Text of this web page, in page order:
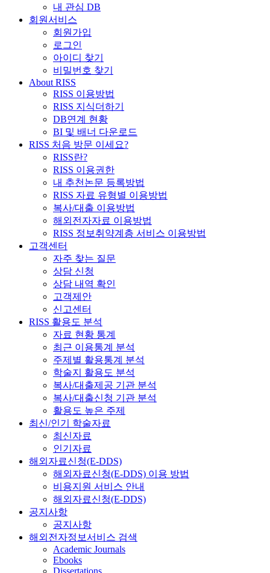
내 관심 DB
회원서비스
회원가입
로그인
아이디 찾기
비밀번호 찾기
About RISS
RISS 이용방법
RISS 지식더하기
DB연계 현황
BI 및 배너 다운로드
RISS 처음 방문 이세요?
RISS란?
RISS 이용권한
내 추천논문 등록방법
RISS 자료 유형별 이용방법
복사/대출 이용방법
해외전자자료 이용방법
RISS 정보취약계층 서비스 이용방법
고객센터
자주 찾는 질문
상담 신청
상담 내역 확인
고객제안
신고센터
RISS 활용도 분석
자료 현황 통계
최근 이용통계 분석
주제별 활용통계 분석
학술지 활용도 분석
복사/대출제공 기관 분석
복사/대출신청 기관 분석
활용도 높은 주제
최신/인기 학술자료
최신자료
인기자료
해외자료신청(E-DDS)
해외자료신청(E-DDS) 이용 방법
비용지원 서비스 안내
해외자료신청(E-DDS)
공지사항
공지사항
해외전자정보서비스 검색
Academic Journals
Ebooks
Dissertations